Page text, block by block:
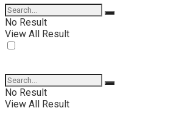
No Result
View All Result
No Result
View All Result